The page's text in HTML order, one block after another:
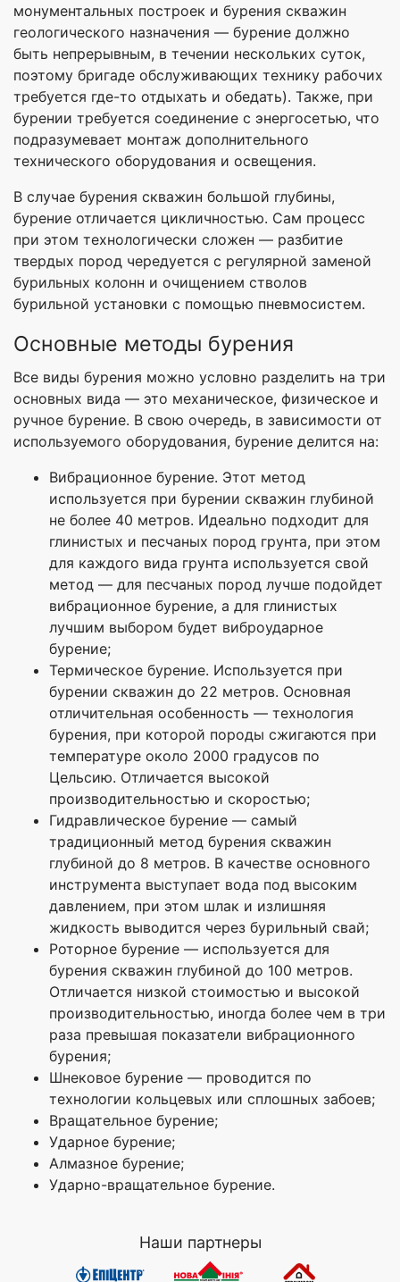
монументальных построек и бурения скважин
геологического назначения — бурение должно
быть непрерывным, в течении нескольких суток,
поэтому бригаде обслуживающих технику рабочих
требуется где-то отдыхать и обедать). Также, при
бурении требуется соединение с энергосетью, что
подразумевает монтаж дополнительного
технического оборудования и освещения.
В случае бурения скважин большой глубины,
бурение отличается цикличностью. Сам процесс
при этом технологически сложен — разбитие
твердых пород чередуется с регулярной заменой
бурильных колонн и очищением стволов
бурильной установки с помощью пневмосистем.
Основные методы бурения
Все виды бурения можно условно разделить на три
основных вида — это механическое, физическое и
ручное бурение. В свою очередь, в зависимости от
используемого оборудования, бурение делится на:
Вибрационное бурение. Этот метод
используется при бурении скважин глубиной
не более 40 метров. Идеально подходит для
глинистых и песчаных пород грунта, при этом
для каждого вида грунта используется свой
метод — для песчаных пород лучше подойдет
вибрационное бурение, а для глинистых
лучшим выбором будет виброударное
бурение;
Термическое бурение. Используется при
бурении скважин до 22 метров. Основная
отличительная особенность — технология
бурения, при которой породы сжигаются при
температуре около 2000 градусов по
Цельсию. Отличается высокой
производительностью и скоростью;
Гидравлическое бурение — самый
традиционный метод бурения скважин
глубиной до 8 метров. В качестве основного
инструмента выступает вода под высоким
давлением, при этом шлак и излишняя
жидкость выводится через бурильный свай;
Роторное бурение — используется для
бурения скважин глубиной до 100 метров.
Отличается низкой стоимостью и высокой
производительностью, иногда более чем в три
раза превышая показатели вибрационного
бурения;
Шнековое бурение — проводится по
технологии кольцевых или сплошных забоев;
Вращательное бурение;
Ударное бурение;
Алмазное бурение;
Ударно-вращательное бурение.
Наши партнеры